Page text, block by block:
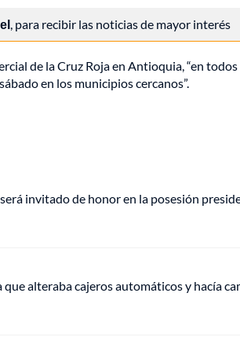
, para recibir las noticias de mayor interés
de la Cruz Roja en Antioquia, “en
en los municipios cercanos”.
invitado de honor en la posesión
que alteraba cajeros automáticos y hacía